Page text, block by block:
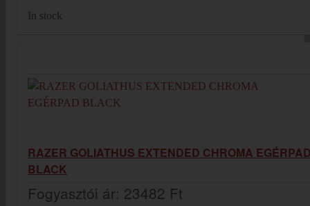
In stock
RAZER GOLIATHUS EXTENDED CHROMA
BLACK
Fogyasztói ár: 23482 Ft